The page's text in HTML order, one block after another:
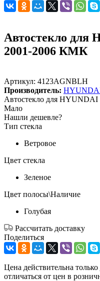
Автостекло для
2001-2006 КМК
Артикул: 4123AGNBLH
Производитель:
Автостекло для
Мало
Нашли дешевле?
Тип стекла
Ветровое
Цвет стекла
Зеленое
Цвет полосы\Наличие
Голубая
Рассчитать доставку
Поделиться
Цена действительна
отличаться от цен в